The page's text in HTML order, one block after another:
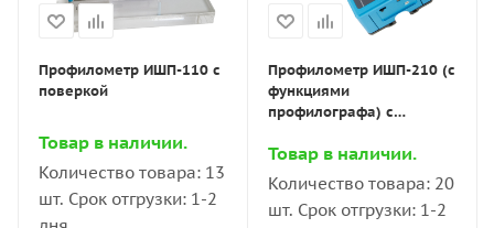
Казахстан. Сертификат о признании
измерений - приборов измерения
шероховатости ИШП.
8 шт. Срок отгрузки:
1-2 дня
119 000 руб./шт
Оформить заказ
10 шт. Срок
отгрузки: 1-2 дня
132 000руб./шт
Оформить заказ
TIME GROUP Inc.
Профилометр TR210
Профилометр TR200
Измеритель шероховатости
Профилометр ИШП-110 с
поверкой
Товар в наличии.
Количество товара: 13
шт. Срок отгрузки: 1-2
Профилометр ИШП-210 (с
функциями
профилографа) с
Товар в наличии.
Количество товара: 20
шт. Срок отгрузки: 1-2